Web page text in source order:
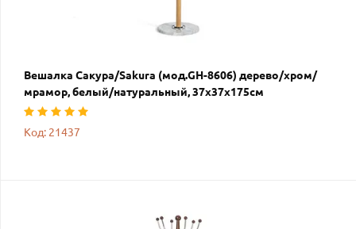
Вешалка Сакура/Sakura (мод.GH-8606) дерево/хром/
мрамор, белый/натуральный, 37х37х175см
Код: 21437